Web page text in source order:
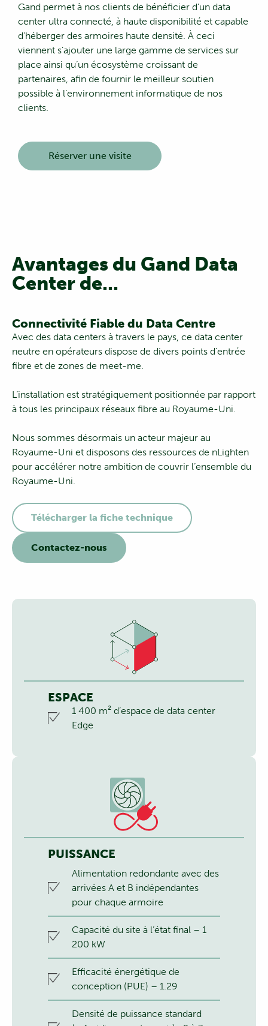
Gand permet à nos clients de bénéficier d’un data
center ultra connecté, à haute disponibilité et capable
d’héberger des armoires haute densité. À ceci
viennent s’ajouter une large gamme de services sur
place ainsi qu’un écosystème croissant de
partenaires, afin de fournir le meilleur soutien
possible à l’environnement informatique de nos
clients.
Réserver une visite
Avantages du Gand Data
Center de...
Connectivité Fiable du Data Centre
Avec des data centers à travers le pays, ce data center
neutre en opérateurs dispose de divers points d’entrée
fibre et de zones de meet-me.
L’installation est stratégiquement positionnée par rapport
à tous les principaux réseaux fibre au Royaume-Uni.
Nous sommes désormais un acteur majeur au
Royaume-Uni et disposons des ressources de nLighten
pour accélérer notre ambition de couvrir l’ensemble du
Royaume-Uni.
Télécharger la fiche technique
Contactez-nous
ESPACE
1 400 m² d’espace de data center
Edge
PUISSANCE
Alimentation redondante avec des
arrivées A et B indépendantes
pour chaque armoire
Capacité du site à l’état final – 1
200 kW
Efficacité énergétique de
conception (PUE) – 1.29
Densité de puissance standard